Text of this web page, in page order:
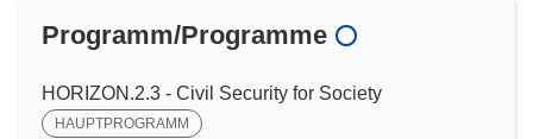
Programm/Programme
HORIZON.2.3 - Civil Security for Society
HAUPTPROGRAMM